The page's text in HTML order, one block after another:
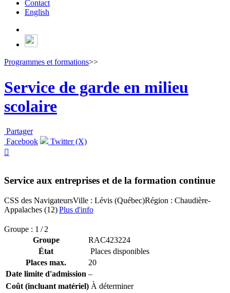
Contact
English
Programmes et formations>>
Service de garde en milieu
scolaire
Partager
Facebook
Twitter (X)

Service aux entreprises et de la formation continue
CSS des NavigateursVille : Lévis (Québec)Région : Chaudière-
Appalaches (12)Plus d'info
Groupe : 1 / 2
Groupe
RAC423224
État
Places disponibles
Places max.
20
Date limite d'admission –
Coût (incluant matériel) À déterminer